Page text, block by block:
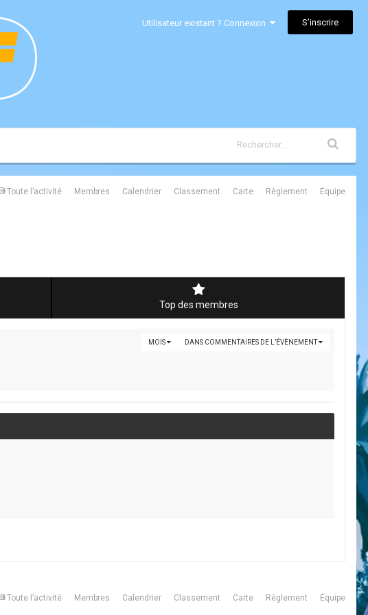
Utilisateur existant ? Connexion S’inscrire
Toute l’activité Membres Calendrier Classement Carte Règlement Équipe
Top des membres
DANS COMMENTAIRES DE L’ÉVÈNEMENT
MOIS
Toute l’activité Membres Calendrier Classement Carte Règlement Équipe